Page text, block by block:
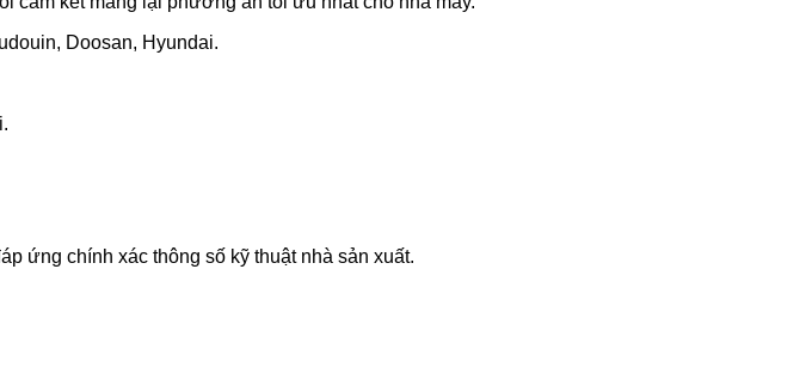
Doosan, Hyundai.
ứng chính xác thông số kỹ thuật nhà sản xuất.